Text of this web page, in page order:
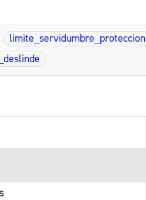
limite_servidumbre_proteccion